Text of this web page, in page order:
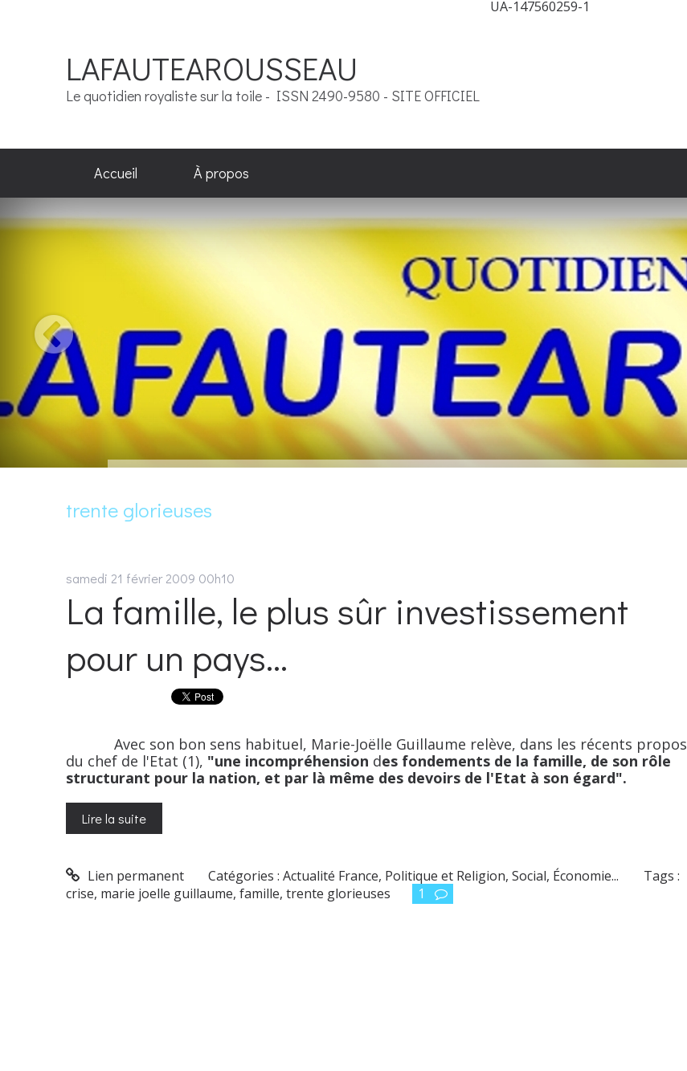
UA-147560259-1
LAFAUTEAROUSSEAU
Le quotidien royaliste sur la toile - ISSN 2490-9580 - SITE OFFICIEL
Accueil À propos
trente glorieuses
samedi 21 février 2009 00h10
La famille, le plus sûr investissement
pour un pays...
Avec son bon sens habituel, Marie-Joëlle Guillaume relève, dans les récents propos
du chef de l'Etat (1), "une incompréhension des fondements de la famille, de son rôle
structurant pour la nation, et par là même des devoirs de l'Etat à son égard".
Lire la suite
Lien permanent Catégories :Actualité France, Politique et Religion,Social, Économie...
Tags :
crise, marie joelle guillaume, famille, trente glorieuses 1